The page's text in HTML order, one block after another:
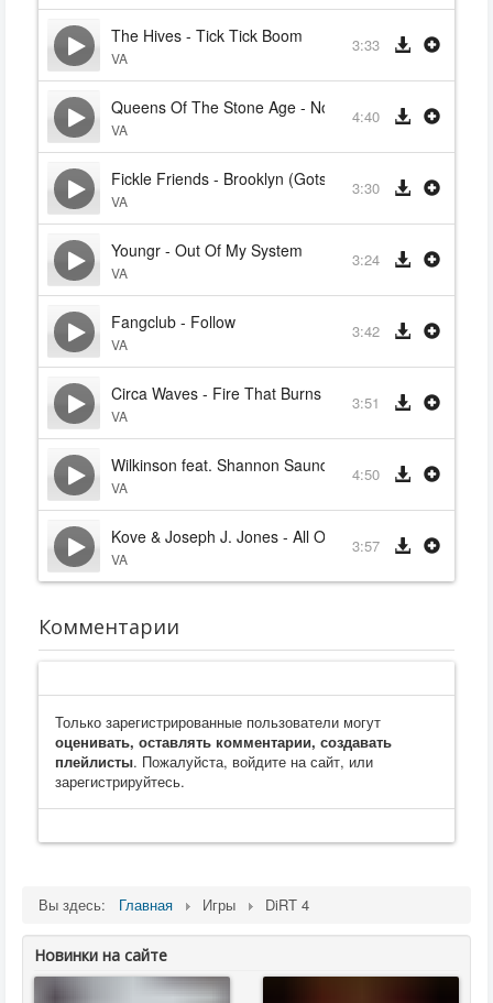
The Hives - Tick Tick Boom
VA
3:33
Queens Of The Stone Age - No One Knows
VA
4:40
Fickle Friends - Brooklyn (Gotsome Remix)
VA
3:30
Youngr - Out Of My System
VA
3:24
Fangclub - Follow
VA
3:42
Circa Waves - Fire That Burns
VA
3:51
Wilkinson feat. Shannon Saunders & Youngman -
VA
4:50
Kove & Joseph J. Jones - All Or Nothing
VA
3:57
Комментарии
Только зарегистрированные пользователи могут
оценивать, оставлять комментарии, создавать
плейлисты. Пожалуйста, войдите на сайт, или
зарегистрируйтесь.
Вы здесь: Главная Игры DiRT 4
Новинки на сайте